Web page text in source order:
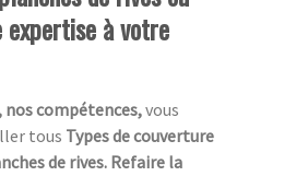
expertise à votre
nos compétences,vous
tous Types de couverture
de rives. Refaire la